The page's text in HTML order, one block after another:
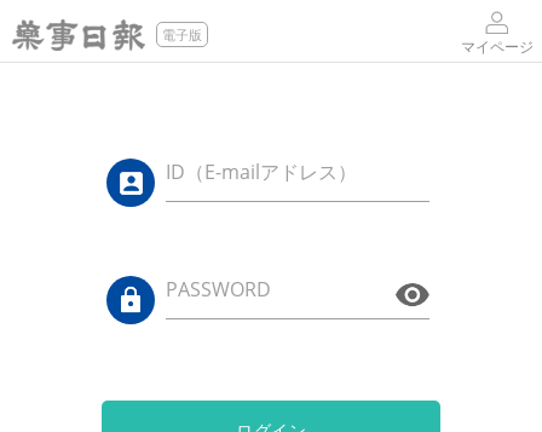
電子版
マイページ
ID（E-mailアドレス）
PASSWORD